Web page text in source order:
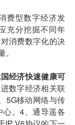
费型数字经济发
充分挖掘不同年
消费数字化的决
经济快速健康可
数字经济相关联
5G移动网络与传
。4、通导遥各